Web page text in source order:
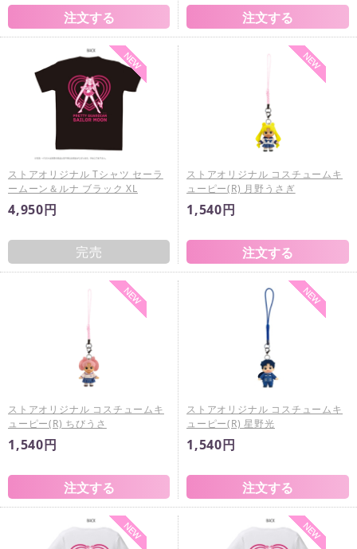
ストアオリジナル Tシャツ セーラ
ームーン＆ルナ ブラック XL
4,950円
完売
ストアオリジナル コスチュームキ
ューピー(R) 月野うさぎ
1,540円
ストアオリジナル コスチュームキ
ューピー(R) ちびうさ
1,540円
ストアオリジナル コスチュームキ
ューピー(R) 星野光
1,540円